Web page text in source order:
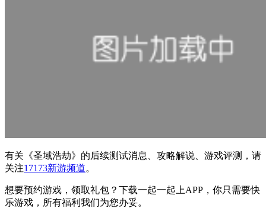
有关 《圣域浩劫》 的后续测试消息、攻略解说、游戏评测，请
关注17173新游频道。
想要预约游戏，领取礼包？下载一起一起上APP，你只需要快
乐游戏，所有福利我们为您办妥。